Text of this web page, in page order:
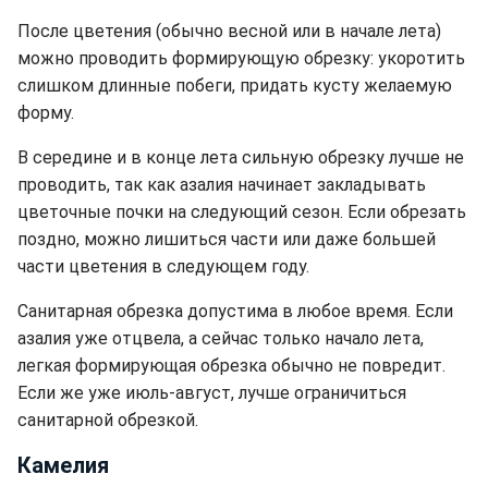
После цветения (обычно весной или в начале лета)
можно проводить формирующую обрезку: укоротить
слишком длинные побеги, придать кусту желаемую
форму.
В середине и в конце лета сильную обрезку лучше не
проводить, так как азалия начинает закладывать
цветочные почки на следующий сезон. Если обрезать
поздно, можно лишиться части или даже большей
части цветения в следующем году.
Санитарная обрезка допустима в любое время. Если
азалия уже отцвела, а сейчас только начало лета,
легкая формирующая обрезка обычно не повредит.
Если же уже июль-август, лучше ограничиться
санитарной обрезкой.
Камелия